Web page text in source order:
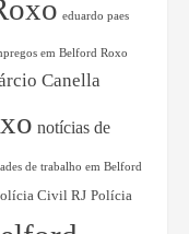
eduardo paes
em Belford Roxo
Canella
notícias de
de trabalho em Belford
Civil RJ Polícia